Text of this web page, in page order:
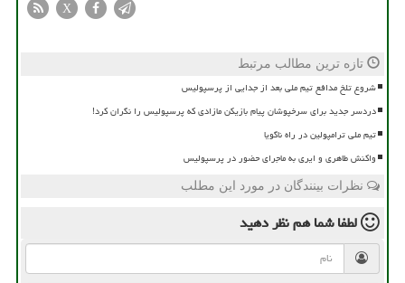
X
تازه ترین مطالب مرتبط
شروع تلخ مدافع تیم ملی بعد از جدایی از پرسپولیس
دردسر جدید برای سرخپوشان پیام بازیکن مازادی که پرسپولیس را نگران کرد!
تیم ملی ترامپولین در راه ناگویا
واکنش طاهری و ایری به ماجرای حضور در پرسپولیس
نظرات بینندگان در مورد این مطلب
لطفا شما همنظر دهید